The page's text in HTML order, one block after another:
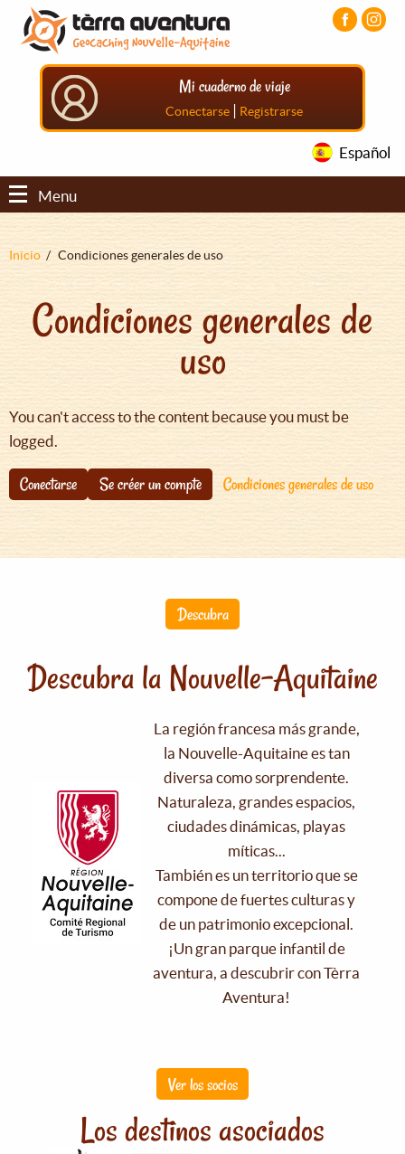
Pasar
contenido
principal
Pasar
menú
principal
Pasar
principal
Mi cuaderno de viaje
Conectarse | Registrarse
Español
Menu
Sobrescribir
ayuda
navegación
Inicio Condiciones generales de uso
Condiciones generales de
uso
You can't access to the content because you must be
logged.
Conectarse Se créer un compte Condiciones generales de uso
Descubra
Descubra la Nouvelle-Aquitaine
La región francesa más grande,
la Nouvelle-Aquitaine es tan
diversa como sorprendente.
Naturaleza, grandes espacios,
ciudades dinámicas, playas
míticas...
También es un territorio que se
compone de fuertes culturas y
de un patrimonio excepcional.
¡Un gran parque infantil de
aventura, a descubrir con Tèrra
Aventura!
Ver los socios
Los destinos asociados